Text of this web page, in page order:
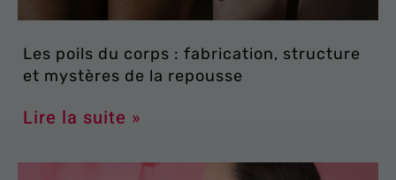
Les poils du corps : fabrication, structure
et mystères de la repousse
Lire la suite »